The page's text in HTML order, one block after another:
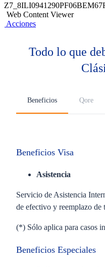
Web Content Viewer
Acciones
Todo lo que
Beneficios Qore
Beneficios Visa
Asistencia
Servicio de Asistencia
de efectivo y reemplazo de
(*) Sólo aplica para casos
Beneficios Especiales